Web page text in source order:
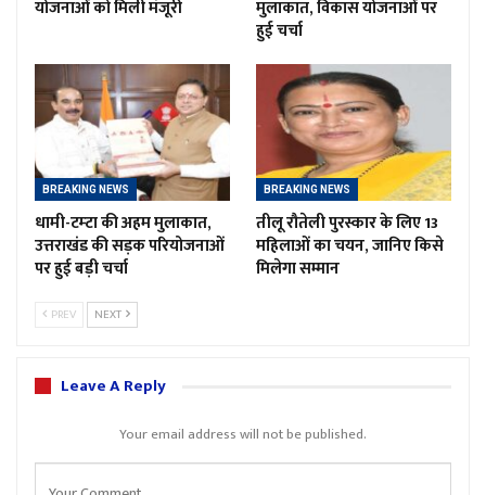
योजनाओं को मिली मंजूरी
मुलाकात, विकास योजनाओं पर
हुई चर्चा
BREAKING NEWS
धामी-टम्टा की अहम मुलाकात,
उत्तराखंड की सड़क परियोजनाओं
पर हुई बड़ी चर्चा
BREAKING NEWS
तीलू रौतेली पुरस्कार के लिए 13
महिलाओं का चयन, जानिए किसे
मिलेगा सम्मान
PREV NEXT
Leave A Reply
Your email address will not be published.